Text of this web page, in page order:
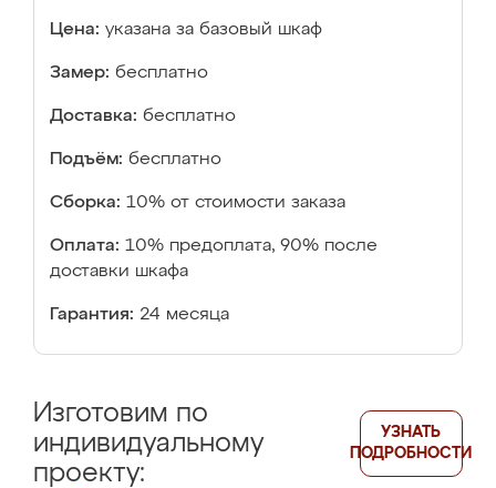
Цена: указана за базовый шкаф
Замер: бесплатно
Доставка: бесплатно
Подъём: бесплатно
Сборка: 10% от стоимости заказа
Оплата: 10% предоплата, 90% после
доставки шкафа
Гарантия: 24 месяца
Изготовим по
индивидуальному
проекту:
УЗНАТЬ
ПОДРОБНОСТИ